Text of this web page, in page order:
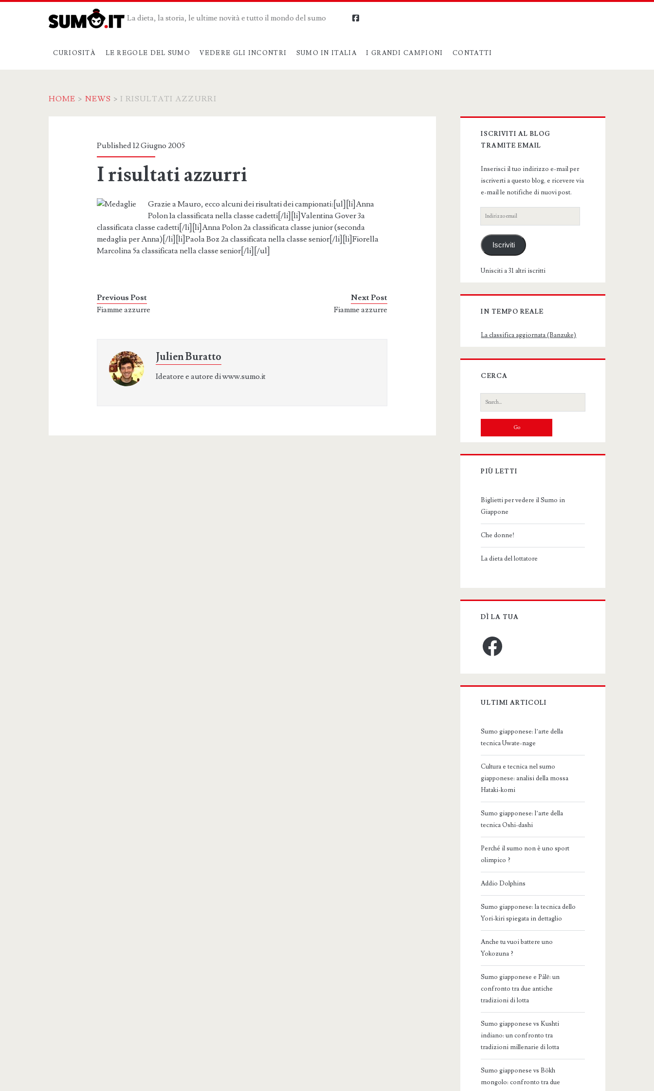
La dieta, la storia, le ultime novità e tutto il mondo del sumo
CURIOSITÀ LE REGOLE DEL SUMO VEDERE GLI INCONTRI SUMO IN ITALIA I GRANDI CAMPIONI CONTATTI
facebook
HOME > NEWS >I RISULTATI AZZURRI
Published 12 Giugno 2005
I risultati azzurri
Grazie a Mauro, ecco alcuni dei risultati dei campionati:[ul][li]Anna
Polon 1a classificata nella classe cadetti[/li][li]Valentina Gover 3a
classificata classe cadetti[/li][li]Anna Polon 2a classificata classe junior (seconda
medaglia per Anna)[/li][li]Paola Boz 2a classificata nella classe senior[/li][li]Fiorella
Marcolina 5a classificata nella classe senior[/li][/ul]
Previous Post
Fiamme azzurre
Next Post
Fiamme azzurre
Julien Buratto
Ideatore e autore di www.sumo.it
Primary
Sidebar
ISCRIVITI AL BLOG
TRAMITE EMAIL
Inserisci il tuo indirizzo e-mail per
iscriverti a questo blog, e ricevere via
e-mail le notifiche di nuovi post.
Indirizzo
email
Iscriviti
Unisciti a 31 altri iscritti
IN TEMPO REALE
La classifica aggiornata (Banzuke)
CERCA
Search
for:
PIÙ LETTI
Biglietti per vedere il Sumo in
Giappone
Che donne!
La dieta del lottatore
DÌ LA TUA
Facebook
ULTIMI ARTICOLI
Sumo giapponese: l’arte della
tecnica Uwate-nage
Cultura e tecnica nel sumo
giapponese: analisi della mossa
Hataki-komi
Sumo giapponese: l’arte della
tecnica Oshi-dashi
Perché il sumo non è uno sport
olimpico ?
Addio Dolphins
Sumo giapponese: la tecnica dello
Yori-kiri spiegata in dettaglio
Anche tu vuoi battere uno
Yokozuna ?
Sumo giapponese e Pálē: un
confronto tra due antiche
tradizioni di lotta
Sumo giapponese vs Kushti
indiano: un confronto tra
tradizioni millenarie di lotta
Sumo giapponese vs Bökh
mongolo: confronto tra due